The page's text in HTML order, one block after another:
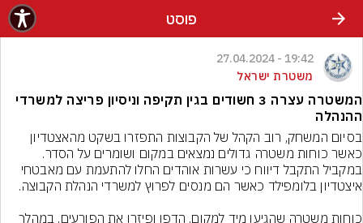
פוסט
19:42 - 27.04.2024
משטרת ישראל
המשטרה עצרה 3 חשודים בגין תקיפה וניסיון פריצה למשרדי
ההנהלה
כוחות משטרה שהגיעו מיד למקום, הדפו ופיזרו את הפורעים, במהלך